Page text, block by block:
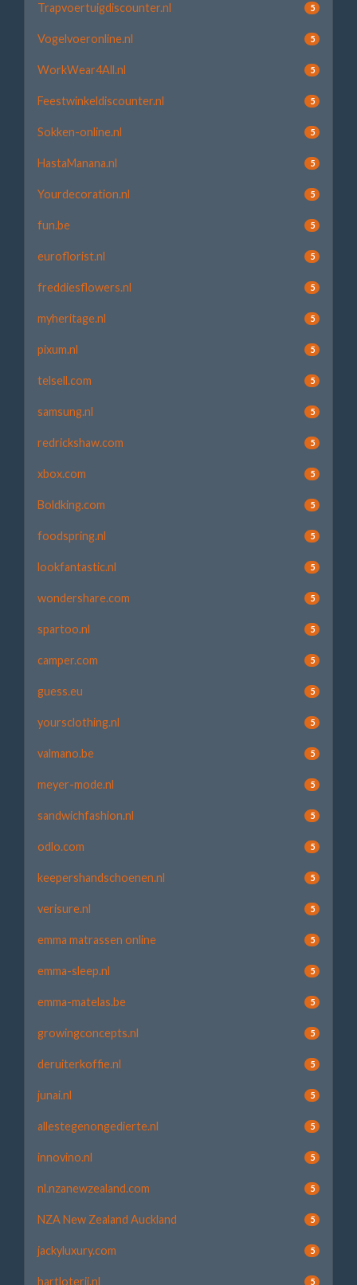
Trapvoertuigdiscounter.nl 5
Vogelvoeronline.nl 5
WorkWear4All.nl 5
Feestwinkeldiscounter.nl 5
Sokken-online.nl 5
HastaManana.nl 5
Yourdecoration.nl 5
fun.be 5
euroflorist.nl 5
freddiesflowers.nl 5
myheritage.nl 5
pixum.nl 5
telsell.com 5
samsung.nl 5
redrickshaw.com 5
xbox.com 5
Boldking.com 5
foodspring.nl 5
lookfantastic.nl 5
wondershare.com 5
spartoo.nl 5
camper.com 5
guess.eu 5
yoursclothing.nl 5
valmano.be 5
meyer-mode.nl 5
sandwichfashion.nl 5
odlo.com 5
keepershandschoenen.nl 5
verisure.nl 5
emma matrassen online 5
emma-sleep.nl 5
emma-matelas.be 5
growingconcepts.nl 5
deruiterkoffie.nl 5
junai.nl 5
allestegenongedierte.nl 5
innovino.nl 5
nl.nzanewzealand.com 5
NZA New Zealand Auckland 5
jackyluxury.com 5
hartloterij.nl 5